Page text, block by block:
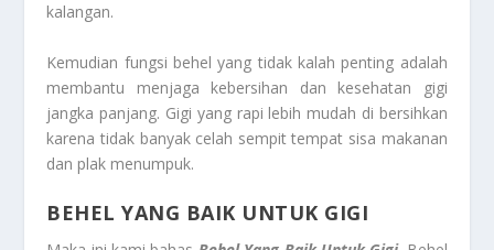
kalangan.
Kemudian fungsi behel yang tidak kalah penting adalah
membantu menjaga kebersihan dan kesehatan gigi
jangka panjang. Gigi yang rapi lebih mudah di bersihkan
karena tidak banyak celah sempit tempat sisa makanan
dan plak menumpuk.
BEHEL YANG BAIK UNTUK GIGI